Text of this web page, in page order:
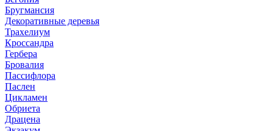
Бругмансия
Декоративные деревья
Трахелиум
Кроссандра
Гербера
Бровалия
Пассифлора
Паслен
Цикламен
Обриета
Драцена